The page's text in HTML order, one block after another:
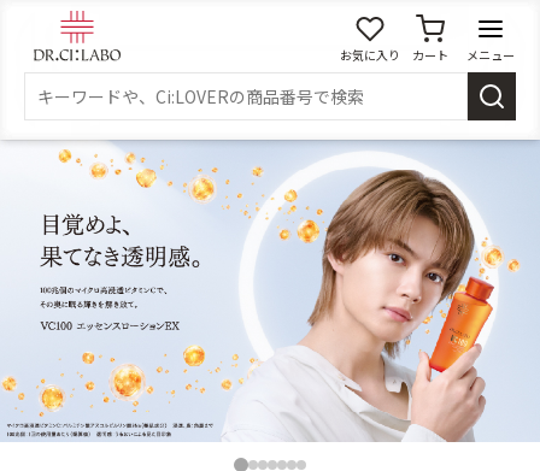
お気に入り カート メニュー
新規会員登録 ログイン
マイページ
スキンケア
商品カテゴリーから探す
メイク落とし 洗顔
角質・導入美容液 化粧水